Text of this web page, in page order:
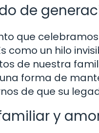
de
que
como un hilo
de nuestra
forma de
de que su
y